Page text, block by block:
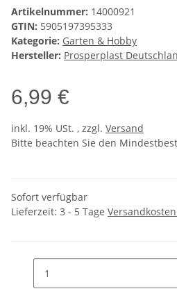
Artikelnummer: 14000921
GTIN: 5905197395333
Kategorie: Garten & Hobby
Hersteller: Prosperplast
6,99 €
inkl. 19% USt. , zzgl. Versand
Bitte beachten Sie den
Sofort verfügbar
Lieferzeit: 3 - 5 Tage